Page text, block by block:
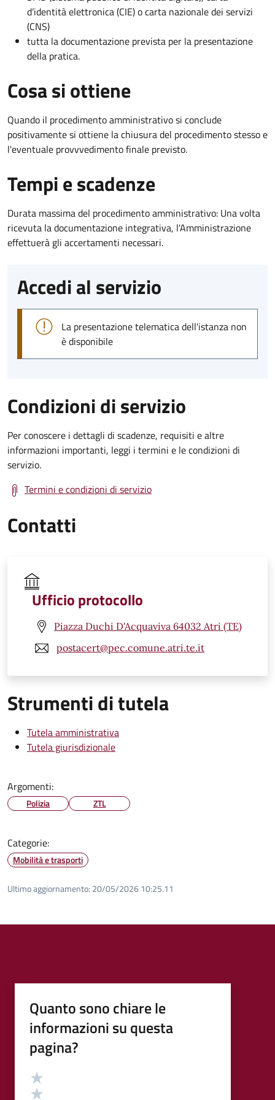
d’identità elettronica (CIE) o carta nazionale dei servizi
(CNS)
tutta la documentazione prevista per la presentazione
della pratica.
Cosa si ottiene
Quando il procedimento amministrativo si conclude
positivamente si ottiene la chiusura del procedimento stesso e
l'eventuale provvvedimento finale previsto.
Tempi e scadenze
Durata massima del procedimento amministrativo: Una volta
ricevuta la documentazione integrativa, l'Amministrazione
effettuerà gli accertamenti necessari.
Accedi al servizio
La presentazione telematica dell'istanza non
è disponibile
Condizioni di servizio
Per conoscere i dettagli di scadenze, requisiti e altre
informazioni importanti, leggi i termini e le condizioni di
servizio.
Termini e condizioni di servizio
Contatti
Ufficio protocollo
Piazza Duchi D'Acquaviva 64032 Atri (TE)
postacert@pec.comune.atri.te.it
Strumenti di tutela
Tutela amministrativa
Tutela giurisdizionale
Argomenti:
Polizia ZTL
Categorie:
Mobilità e trasporti
Ultimo aggiornamento: 20/05/2026 10:25.11
Quanto sono chiare le
informazioni su questa
pagina?
Valutazione